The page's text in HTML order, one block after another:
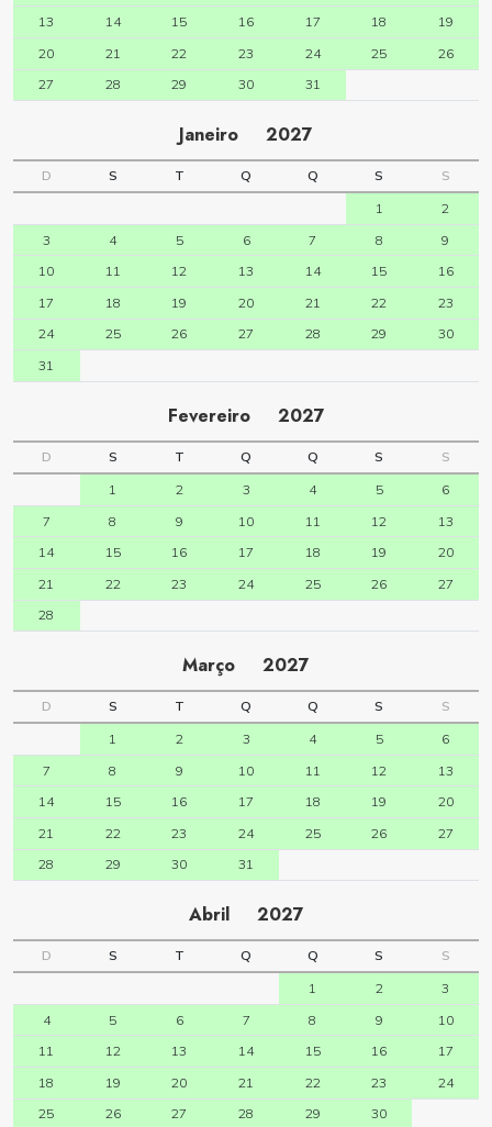
13 14 15 16 17 18
19
20
21 22 23 24 25
26
27
28 29 30 31
Janeiro 2027
D S T Q Q S
S
1
2
3
4 5 6 7 8
9
10
11 12 13 14 15
16
17
18 19 20 21 22
23
24
25 26 27 28 29
30
31
Fevereiro 2027
D S T Q Q S
S
1
2 3 4 5
6
7
8 9 10 11 12
13
14
15 16 17 18 19
20
21
22 23 24 25 26
27
28
Março 2027
D S T Q Q S
S
1
2 3 4 5
6
7
8 9 10 11 12
13
14
15 16 17 18 19
20
21
22 23 24 25 26
27
28
29 30 31
Abril 2027
D S T Q Q S
S
1
2
3
4
5 6 7 8 9
10
11
12 13 14 15 16
17
18
19 20 21 22 23
24
25
26 27 28 29 30